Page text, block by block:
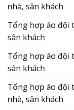
nhà, sân khách
Tổng hợp áo đội
sân khách
Tổng hợp áo đội
sân khách
Tổng hợp áo đội
nhà, sân khách